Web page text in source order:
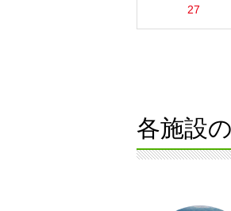
27
各施設